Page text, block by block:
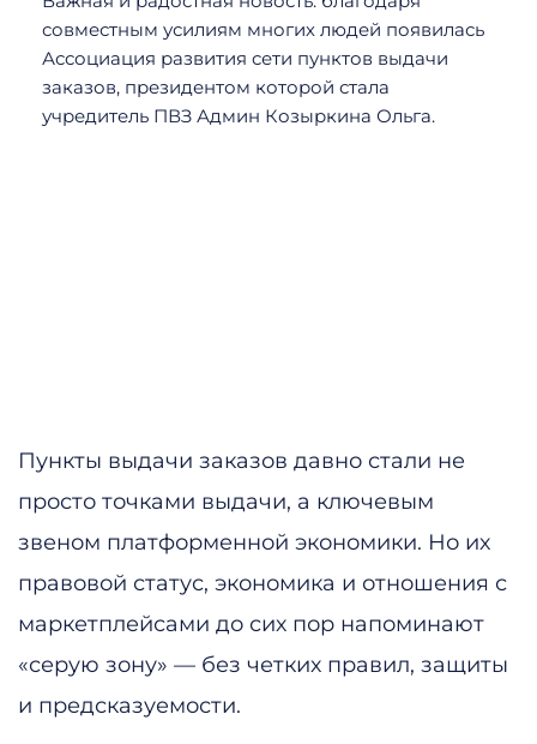
совместным усилиям многих людей появилась
Ассоциация развития сети пунктов выдачи
заказов, президентом которой стала
учредитель ПВЗ Админ Козыркина Ольга.
Пункты выдачи заказов давно стали не
просто точками выдачи, а ключевым
звеном платформенной экономики. Но их
правовой статус, экономика и отношения с
маркетплейсами до сих пор напоминают
«серую зону» — без четких правил, защиты
и предсказуемости.